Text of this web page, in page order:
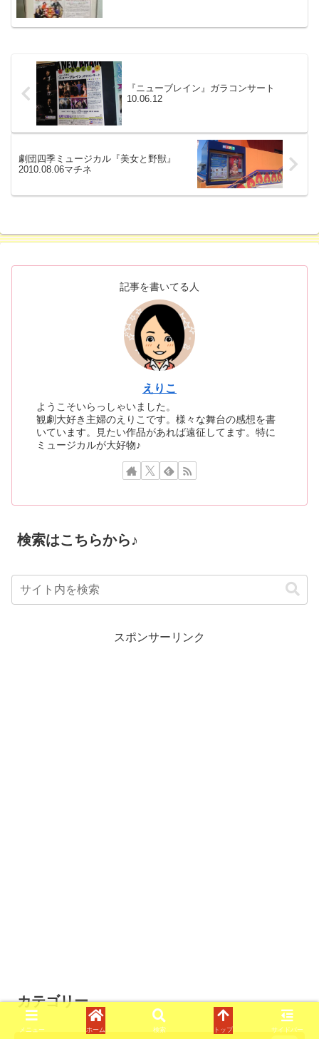
『ニューブレイン』ガラコンサート
10.06.12
劇団四季ミュージカル『美女と野獣』
2010.08.06マチネ
記事を書いてる人
えりこ
ようこそいらっしゃいました。
観劇大好き主婦のえりこです。様々な舞台の感想を書
いています。見たい作品があれば遠征してます。特に
ミュージカルが大好物♪
検索はこちらから♪
スポンサーリンク
カテゴリー
メニュー ホーム 検索 トップ サイドバー